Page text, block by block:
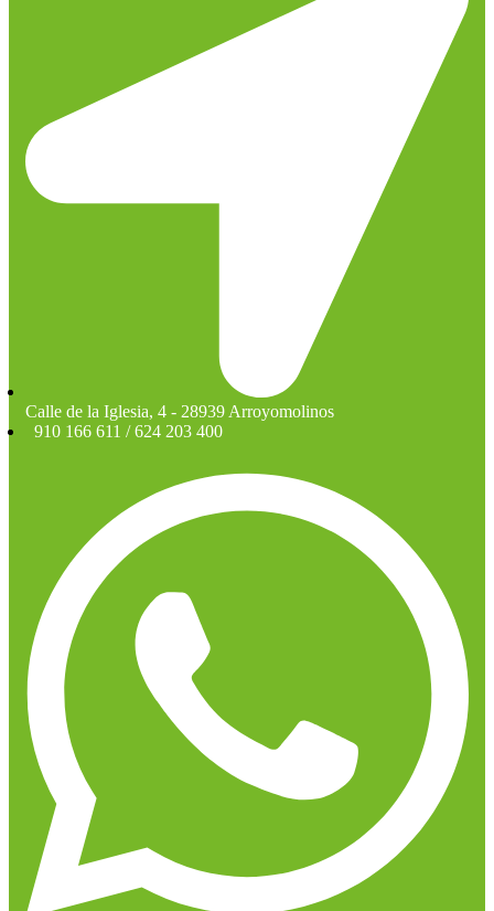
Calle de la Iglesia, 4 - 28939 Arroyomolinos
910 166 611 / 624 203 400